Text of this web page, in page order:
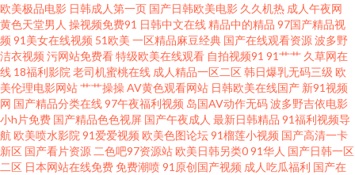
尤物强操 欧美中文伦理片 欧美性爱东京热 麻豆四房播播 九一网站直接看 巨
乳老师被艹 九九热WWww 激情播播五月av 黄色链接在线看 日韩肏逼网 日本
在线观看 天天干精品一区 天天干天天日本 日韩一二飞 97中文资源站 黑丝袜
喷水视频 欧美妞干网 日韩欧美大片 影音先锋成人精东 国产干逼电影 久草性
欧美极品电影 日韩成人第一页 国产日韩欧美电影 久久机热 成人午夜网
黄色天堂男人 操视频免费91 日韩中文在线精品中的精品 97国产精品视
频 91美女在线视频 51欧美 一区精品麻豆经典 国产在线观看资源波多野
洁衣视频 污网站免费看特级欧美在线观看 自拍视频91 91艹艹 久草网在
线 18福利影院 老司机蜜桃在线 成人精品一区二区韩日爆乳无码三级 欧
美伦理电影网站艹艹操操AV黄色观看网站 日韩欧美在线国产 新91视频
网 国产精品分类在线97午夜福利视频 岛国AV动作无码波多野吉依电影
小h片免费 国产精品色色视屏 国产午夜成人 最新日韩精品 91福利视频导
航 欧美喷水影院 91爱爱视频 欧美色图论坛91榴莲小视频 国产高清一卡
新区 国产看片资源 二色吧97资源站欧美日韩另类091华人 国产日韩一区
二区 日本网站在线免费免费潮喷91原创国产视频 成人吃瓜福利 国产在